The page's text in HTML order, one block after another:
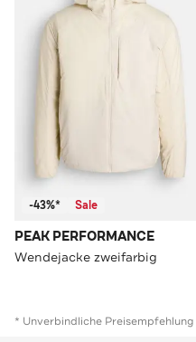
-43%* Sale
PEAK PERFORMANCE
Wendejacke zweifarbig
* Unverbindliche